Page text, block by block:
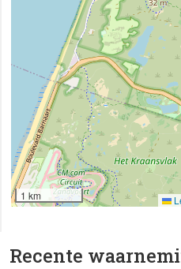
Recente
1 km